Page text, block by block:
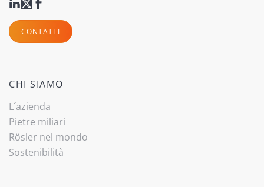
CONTATTI
CHI SIAMO
L´azienda
Pietre miliari
Rösler nel mondo
Sostenibilità